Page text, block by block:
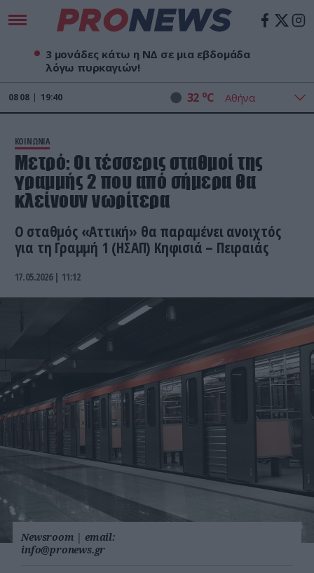
3 μονάδες κάτω η ΝΔ σε μια εβδομάδα
λόγω πυρκαγιών!
08 08 19:40 32 oC
ΚΟΙΝΩΝΙΑ
Μετρό: Οι τέσσερις σταθμοί της
γραμμής 2 που από σήμερα θα
κλείνουν νωρίτερα
Ο σταθμός «Αττική» θα παραμένει ανοιχτός
για τη Γραμμή 1 (ΗΣΑΠ) Κηφισιά – Πειραιάς
17.05.2026 | 11:12
Newsroom | email:
info@pronews.gr